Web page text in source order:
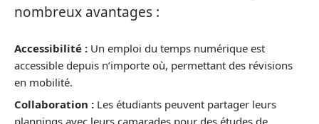
nombreux avantages :
Accessibilité : Un emploi du temps numérique est
accessible depuis n’importe où, permettant des révisions
en mobilité.
Collaboration : Les étudiants peuvent partager leurs
plannings avec leurs camarades pour des études de